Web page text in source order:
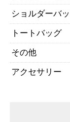
ショルダーバ
トートバッグ
その他
アクセサリー